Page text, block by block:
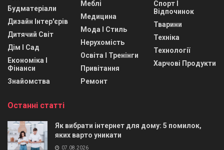
Будматеріали
Дизайн Інтер'єрів
Дитячий Світ
Дім І Сад
Економіка І
Фінанси
Знайомства
Меблі
Медицина
Мода І Стиль
Нерухомість
Освіта І Тренінги
Привітання
Ремонт
Спорт І
Відпочинок
Тварини
Техніка
Технології
Харчові Продукти
Останні статті
Як вибрати інтернет для дому: 5 помилок,
яких варто уникати
07.08.2026